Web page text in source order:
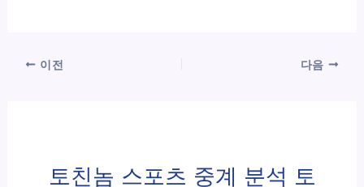
이전 다음
토친놈 스포츠 중계 분석 토